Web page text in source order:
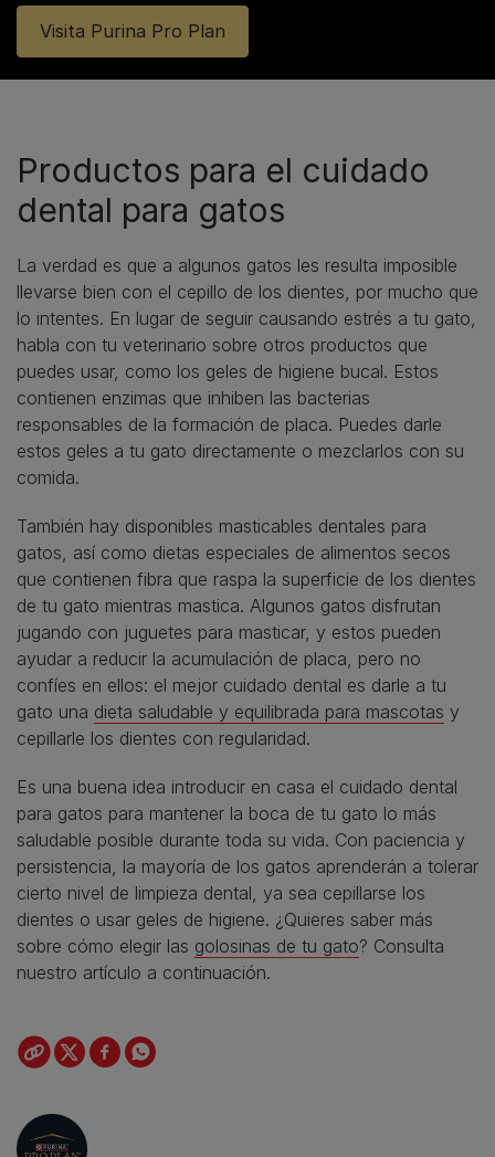
Visita Purina Pro Plan
Productos para el cuidado
dental para gatos
La verdad es que a algunos gatos les resulta imposible
llevarse bien con el cepillo de los dientes, por mucho que
lo intentes. En lugar de seguir causando estrés a tu gato,
habla con tu veterinario sobre otros productos que
puedes usar, como los geles de higiene bucal. Estos
contienen enzimas que inhiben las bacterias
responsables de la formación de placa. Puedes darle
estos geles a tu gato directamente o mezclarlos con su
comida.
También hay disponibles masticables dentales para
gatos, así como dietas especiales de alimentos secos
que contienen fibra que raspa la superficie de los dientes
de tu gato mientras mastica. Algunos gatos disfrutan
jugando con juguetes para masticar, y estos pueden
ayudar a reducir la acumulación de placa, pero no
confíes en ellos: el mejor cuidado dental es darle a tu
gato una dieta saludable y equilibrada para mascotas y
cepillarle los dientes con regularidad.
Es una buena idea introducir en casa el cuidado dental
para gatos para mantener la boca de tu gato lo más
saludable posible durante toda su vida. Con paciencia y
persistencia, la mayoría de los gatos aprenderán a tolerar
cierto nivel de limpieza dental, ya sea cepillarse los
dientes o usar geles de higiene. ¿Quieres saber más
sobre cómo elegir las golosinas de tu gato? Consulta
nuestro artículo a continuación.